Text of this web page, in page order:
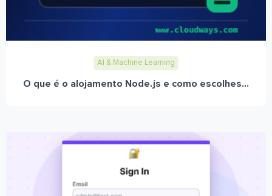
AI & Machine Learning
O que é o alojamento Node.js e como escolhes...